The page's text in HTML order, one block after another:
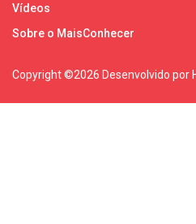
Vídeos
Sobre o MaisConhecer
Copyright ©2026 Desenvolvido por